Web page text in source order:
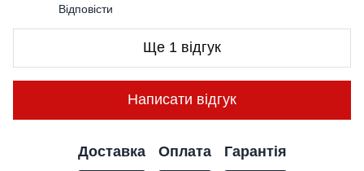
Відповісти
Ще 1 відгук
Написати відгук
Доставка Оплата Гарантія